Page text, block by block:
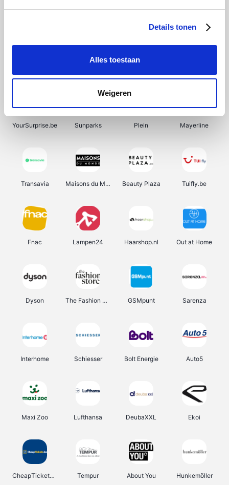
Details tonen
Alles toestaan
Weigeren
SupraBazar Shein Bergfreunde Smartwatchbanden
YourSurprise.be Sunparks Plein Mayerline
Transavia Maisons du Monde Beauty Plaza Tuifly.be
Fnac Lampen24 Haarshop.nl Out at Home
Dyson The Fashion Store GSMpunt Sarenza
Interhome Schiesser Bolt Energie Auto5
Maxi Zoo Lufthansa DeubaXXL Ekoi
CheapTickets.be Tempur About You Hunkemöller